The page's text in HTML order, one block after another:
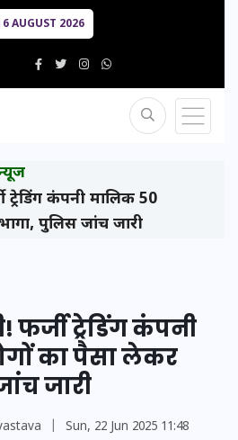
6 AUGUST 2026
ट्रेडिंग कंपनी मालिक 50
पुलिस जांच जारी
फर्जी ट्रेडिंग कंपनी
का पैसा लेकर
जारी
Sun, 22 Jun 2025 11:48